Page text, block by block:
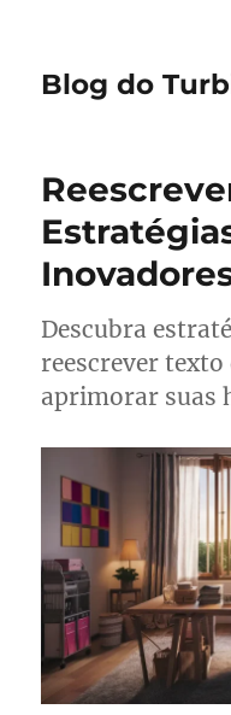
Blog do
Descubra
reescrever
aprimorar suas